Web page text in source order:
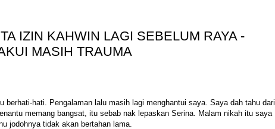
IZIN KAHWIN LAGI SEBELUM RAYA -
MASIH TRAUMA
berhati-hati. Pengalaman lalu masih lagi menghantui saya. Saya dah tahu dari
memang bangsat, itu sebab nak lepaskan Serina. Malam nikah itu saya
jodohnya tidak akan bertahan lama.